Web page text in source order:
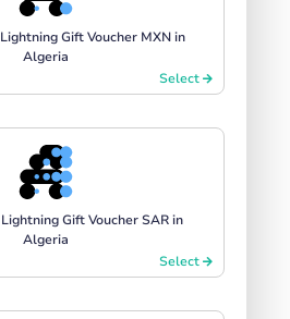
Gift Voucher MXN in
Algeria
Select
Gift Voucher SAR in
Algeria
Select